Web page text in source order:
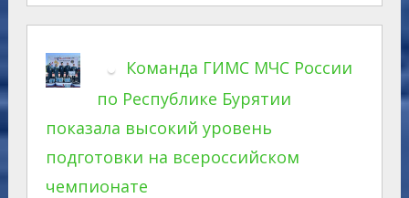
Команда ГИМС МЧС России
по Республике Бурятии
показала высокий уровень
подготовки на всероссийском
чемпионате